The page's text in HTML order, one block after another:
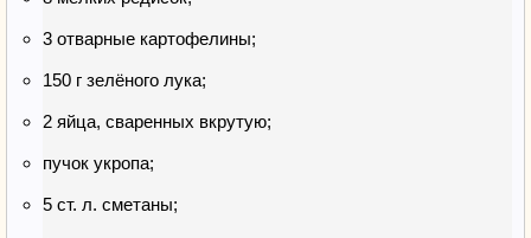
3 отварные картофелины;
150 г зелёного лука;
2 яйца, сваренных вкрутую;
пучок укропа;
5 ст. л. сметаны;